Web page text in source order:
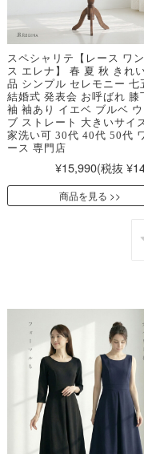
スペシャリテ【レース ワ
ス エレナ】 春 夏 秋 きれ
品 シンプル セレモニー 七
結婚式 発表会 お呼ばれ 膝
袖 袖あり イエベ ブルベ ウ
ブ ストレート 大きいサイ
家洗い可 30代 40代 50代
ース 専門店
¥15,990(税抜
商品を見る